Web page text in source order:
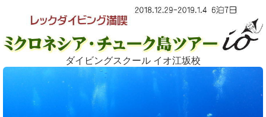
ダイビングスクール イオ江坂校